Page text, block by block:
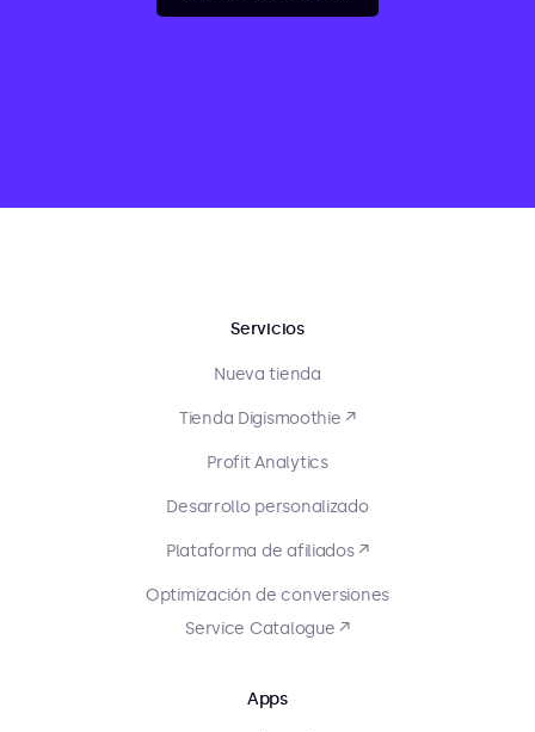
Servicios
Nueva tienda
Tienda Digismoothie ↗
Profit Analytics
Desarrollo personalizado
Plataforma de afiliados ↗
Optimización de conversiones
Service Catalogue ↗
Apps